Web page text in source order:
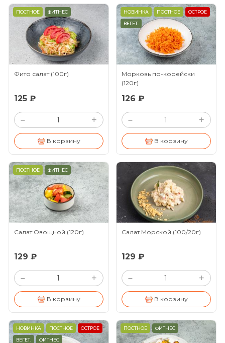
ПОСТНОЕ ФИТНЕС
Фито салат (100г)
125 ₽
– +
В корзину
НОВИНКА ПОСТНОЕ ОСТРОЕ
ВЕГЕТ.
Морковь по-корейски
(120г)
126 ₽
– +
В корзину
ПОСТНОЕ ФИТНЕС
Салат Овощной (120г)
129 ₽
– +
В корзину
Салат Морской (100/20г)
129 ₽
– +
В корзину
НОВИНКА ПОСТНОЕ ОСТРОЕ
ВЕГЕТ. ФИТНЕС
ПОСТНОЕ ФИТНЕС